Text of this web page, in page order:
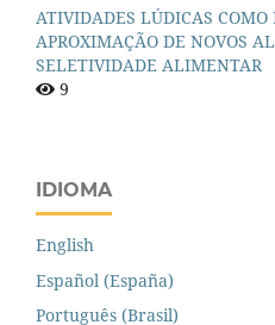
ATIVIDADES LÚDICAS COMO
APROXIMAÇÃO DE NOVOS
SELETIVIDADE ALIMENTAR
9
IDIOMA
English
Español (España)
Português (Brasil)